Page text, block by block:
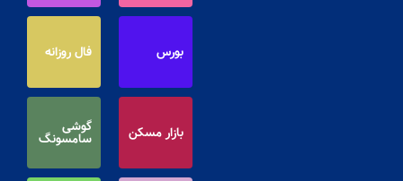
بورس فال روزانه
بازار مسکن گوشی
سامسونگ